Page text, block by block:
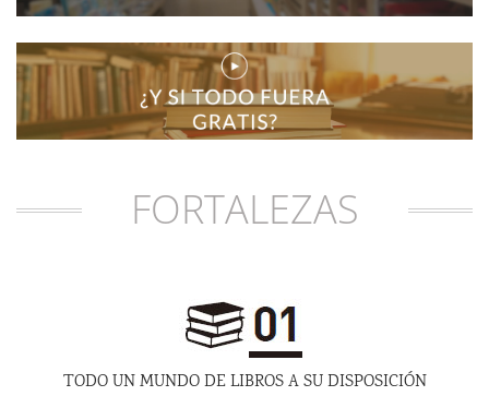
FORTALEZAS
TODO UN MUNDO DE LIBROS A SU DISPOSICIÓN